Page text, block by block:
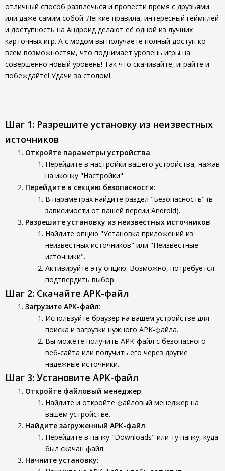
отличный способ развлечься и провести время с друзьями
или даже самим собой. Легкие правила, интересный геймплей
и доступность на Андроид делают её одной из лучших
карточных игр. А с модом вы получаете полный доступ ко
всем возможностям, что поднимает уровень игры на
совершенно новый уровень! Так что скачивайте, играйте и
побеждайте! Удачи за столом!
Шаг 1: Разрешите установку из неизвестных
источников
Откройте параметры устройства:
Перейдите в настройки вашего устройства, нажав
на иконку "Настройки".
Перейдите в секцию безопасности:
В параметрах найдите раздел "Безопасность" (в
зависимости от вашей версии Android).
Разрешите установку из неизвестных источников:
Найдите опцию "Установка приложений из
неизвестных источников" или "Неизвестные
источники".
Активируйте эту опцию. Возможно, потребуется
подтвердить выбор.
Шаг 2: Скачайте APK-файл
Загрузите APK-файл:
Используйте браузер на вашем устройстве для
поиска и загрузки нужного APK-файла.
Вы можете получить APK-файл с безопасного
веб-сайта или получить его через другие
надежные источники.
Шаг 3: Установите APK-файл
Откройте файловый менеджер:
Найдите и откройте файловый менеджер на
вашем устройстве.
Найдите загруженный APK-файл:
Перейдите в папку "Downloads" или ту папку, куда
был скачан файл.
Начните установку: